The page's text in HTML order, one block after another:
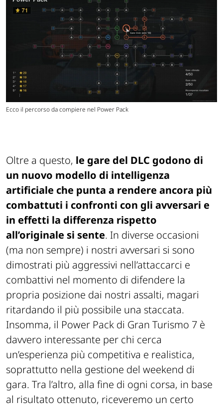
Ecco il percorso da compiere nel Power Pack
Oltre a questo, le gare del DLC godono di
un nuovo modello di intelligenza
artificiale che punta a rendere ancora più
combattuti i confronti con gli avversari e
in effetti la differenza rispetto
all’originale si sente. In diverse occasioni
(ma non sempre) i nostri avversari si sono
dimostrati più aggressivi nell’attaccarci e
combattivi nel momento di difendere la
propria posizione dai nostri assalti, magari
ritardando il più possibile una staccata.
Insomma, il Power Pack di Gran Turismo 7 è
davvero interessante per chi cerca
un’esperienza più competitiva e realistica,
soprattutto nella gestione del weekend di
gara. Tra l’altro, alla fine di ogni corsa, in base
al risultato ottenuto, riceveremo un certo